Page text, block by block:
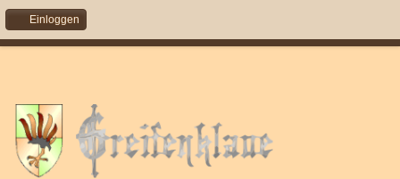
Einloggen